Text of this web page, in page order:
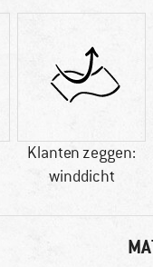
Klanten zeggen:
winddicht